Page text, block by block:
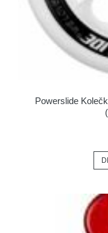
Powerslide